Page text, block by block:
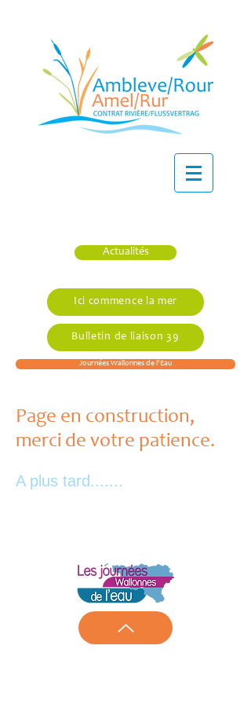
Actualités
Ici commence la mer
Bulletin de liaison 39
Journées Wallonnes de l'Eau
Page en construction,
merci de votre patience.
A plus tard.......